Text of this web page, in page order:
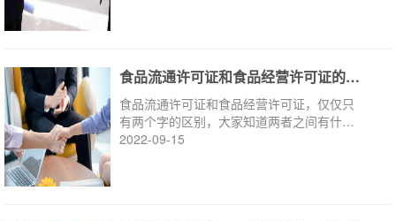
食品流通许可证和食品经营许可证的区别
食品流通许可证和食品经营许可证，仅仅只
有两个字的区别，大家知道两者之间有什么
区别吗?
2022-09-15